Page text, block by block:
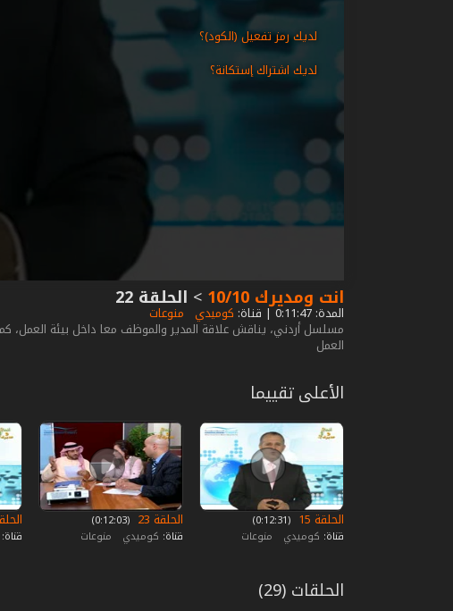
لديك رمز تفعيل (الكود)؟
لديك اشتراك إستكانة؟
انت ومديرك 10/10 > الحلقة 22
المدة: 0:11:47 | قناة: كوميدي منوعات
مسلسل أردني، يناقش علاقة المدير والموظف معا داخل بيئة العمل،
العمل
الأعلى تقييما
الحلقة 15
‏ (0:12:31)
قناة: كوميدي منوعات
الحلقة 23
‏ (0:12:03)
قناة: كوميدي منوعات
قناة:
الحلقات (29)